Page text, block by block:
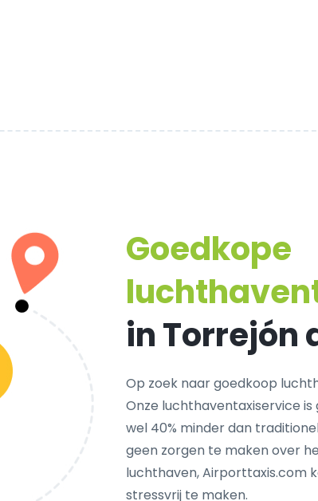
Goedkope
in Torrejón
Op zoek naar goedkoop
Onze luchthaventaxiservice
wel 40% minder dan
geen zorgen te maken over
luchthaven, Airporttaxis.com
stressvrij te maken.